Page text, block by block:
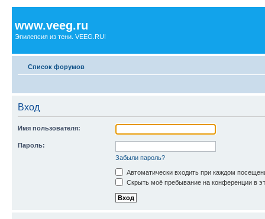
www.veeg.ru
Эпилепсия из тени. VEEG.RU!
Список форумов
Вход
Имя пользователя:
Пароль:
Забыли пароль?
Автоматически входить при каждом
Скрыть моё пребывание на конференции в